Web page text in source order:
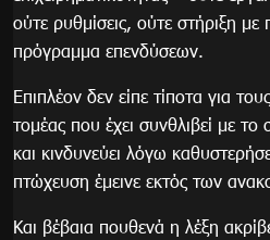
ούτε ρυθμίσεις, ούτε στήριξη
πρόγραμμα επενδύσεων.
Επιπλέον δεν είπε τίποτα για
τομέας που έχει συνθλιβεί με
και κινδυνεύει λόγω
πτώχευση έμεινε εκτός των
Και βέβαια πουθενά η λέξη